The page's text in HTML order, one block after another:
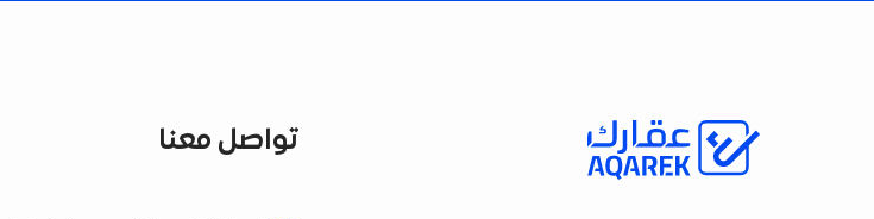
تواصل معنا